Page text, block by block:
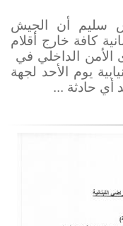
سليم أن الجيش
كافة خارج أقلام
الأمن الداخلي في
يوم الأحد لجهة
أي حادثة ...